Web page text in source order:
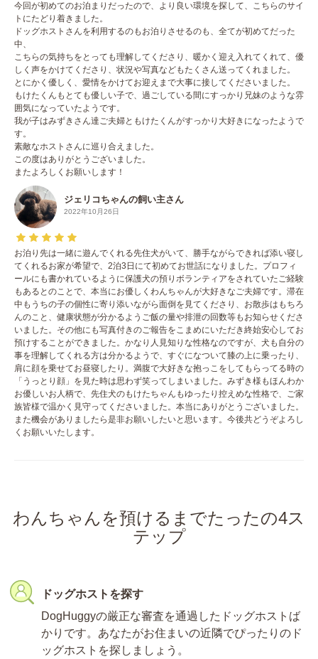
今回が初めてのお泊まりだったので、より良い環境を探して、こちらのサイ
トにたどり着きました。
ドッグホストさんを利用するのもお泊りさせるのも、全てが初めてだった
中、
こちらの気持ちをとっても理解してくださり、暖かく迎え入れてくれて、優
しく声をかけてくださり、状況や写真などもたくさん送ってくれました。
とにかく優しく、愛情をかけてお迎えまで大事に接してくださいました。
もけたくんもとても優しい子で、過ごしている間にすっかり兄妹のような雰
囲気になっていたようです。
我が子はみずきさん達ご夫婦ともけたくんがすっかり大好きになったようで
す。
素敵なホストさんに巡り合えました。
この度はありがとうございました。
またよろしくお願いします！
ジェリコちゃんの飼い主さん
2022年10月26日
お泊り先は一緒に遊んでくれる先住犬がいて、勝手ながらできれば添い寝し
てくれるお家が希望で、2泊3日にて初めてお世話になりました。プロフィ
ールにも書かれているように保護犬の預りボランティアをされていたご経験
もあるとのことで、本当にお優しくわんちゃんが大好きなご夫婦です。滞在
中もうちの子の個性に寄り添いながら面倒を見てくださり、お散歩はもちろ
んのこと、健康状態が分かるようご飯の量や排泄の回数等もお知らせくださ
いました。その他にも写真付きのご報告をこまめにいただき終始安心してお
預けすることができました。かなり人見知りな性格なのですが、犬も自分の
事を理解してくれる方は分かるようで、すぐになついて膝の上に乗ったり、
肩に顔を乗せてお昼寝したり。満腹で大好きな抱っこをしてもらってる時の
「うっとり顔」を見た時は思わず笑ってしまいました。みずき様もほんわか
お優しいお人柄で、先住犬のもけたちゃんもゆったり控えめな性格で、ご家
族皆様で温かく見守ってくださいました。本当にありがとうございました。
また機会がありましたら是非お願いしたいと思います。今後共どうぞよろし
くお願いいたします。
わんちゃんを預けるまでたったの4ス
テップ
ドッグホストを探す
DogHuggyの厳正な審査を通過したドッグホストば
かりです。あなたがお住まいの近隣でぴったりのド
ッグホストを探しましょう。